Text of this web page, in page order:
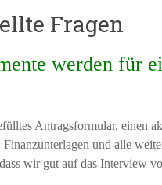
Fragen
werden für
Antragsformular, einen
Finanzunterlagen und alle
wir gut auf das Interview